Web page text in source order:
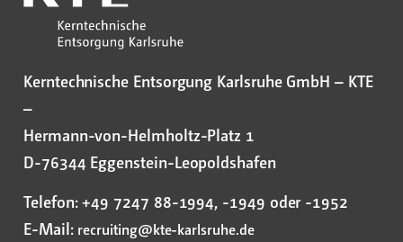
Kerntechnische Entsorgung Karlsruhe GmbH – KTE
–
Hermann-von-Helmholtz-Platz 1
D-76344 Eggenstein-Leopoldshafen
Telefon: +49 7247 88-1994, -1949 oder -1952
E-Mail: recruiting@kte-karlsruhe.de